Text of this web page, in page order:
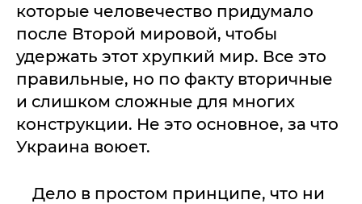
которые человечество придумало
после Второй мировой, чтобы
удержать этот хрупкий мир. Все это
правильные, но по факту вторичные
и слишком сложные для многих
конструкции. Не это основное, за что
Украина воюет.
Дело в простом принципе, что ни